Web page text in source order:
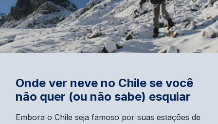
Onde ver neve no Chile se você
não quer (ou não sabe) esquiar
Embora o Chile seja famoso por suas estações de